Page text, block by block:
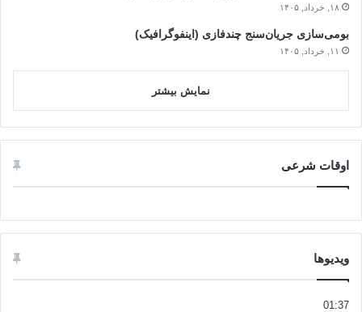
۱۸, خرداد, ۱۴۰۵
بومی‌سازی جریان‌سنج چندفازی (اینفوگرافیک)
۱۱, خرداد, ۱۴۰۵
نمایش بیشتر
اوقات شرعی
ویدیوها
01:37